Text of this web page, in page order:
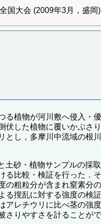
国大会 (2009年3月，盛岡
る植物が河川敷へ侵入・
伏した植物に覆いかぶさ
し，多摩川中流域の根
砂・植物サンプルの採
比較・検証を行った．
粗粒分が含まれ窒素分
る撹乱に対する強度の検
アレチウリに比べ茎の強
さりやすさを計ることが